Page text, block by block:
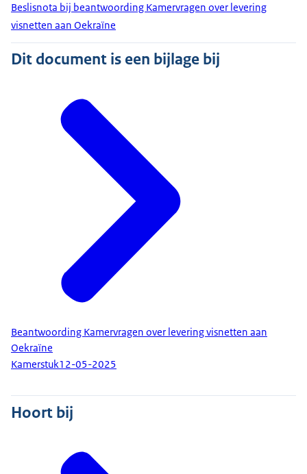
Beslisnota bij beantwoording Kamervragen over levering
visnetten aan Oekraïne
Dit document is een bijlage bij
Beantwoording Kamervragen over levering visnetten aan
Oekraïne
Kamerstuk12-05-2025
Hoort bij